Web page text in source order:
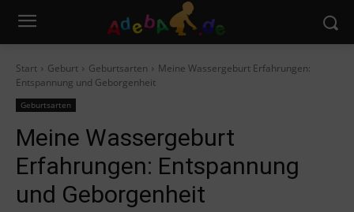
Start Geburt Geburtsarten
Meine Wassergeburt Erfahrungen:
Entspannung und Geborgenheit
Geburtsarten
Meine Wassergeburt
Erfahrungen: Entspannung
und Geborgenheit